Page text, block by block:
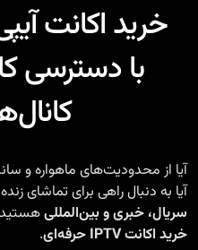
با دسترسی
آیا از محدودیت‌های ماهواره و
آیا به دنبال راهی برای تماشای زنده‌
سریال، خبری و بین‌المللی
خرید اکانت IPTV حرفه‌ای
.